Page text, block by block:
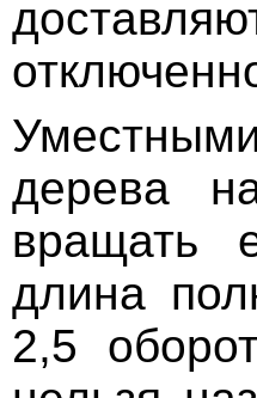
дерева
вращать
длина
2,5